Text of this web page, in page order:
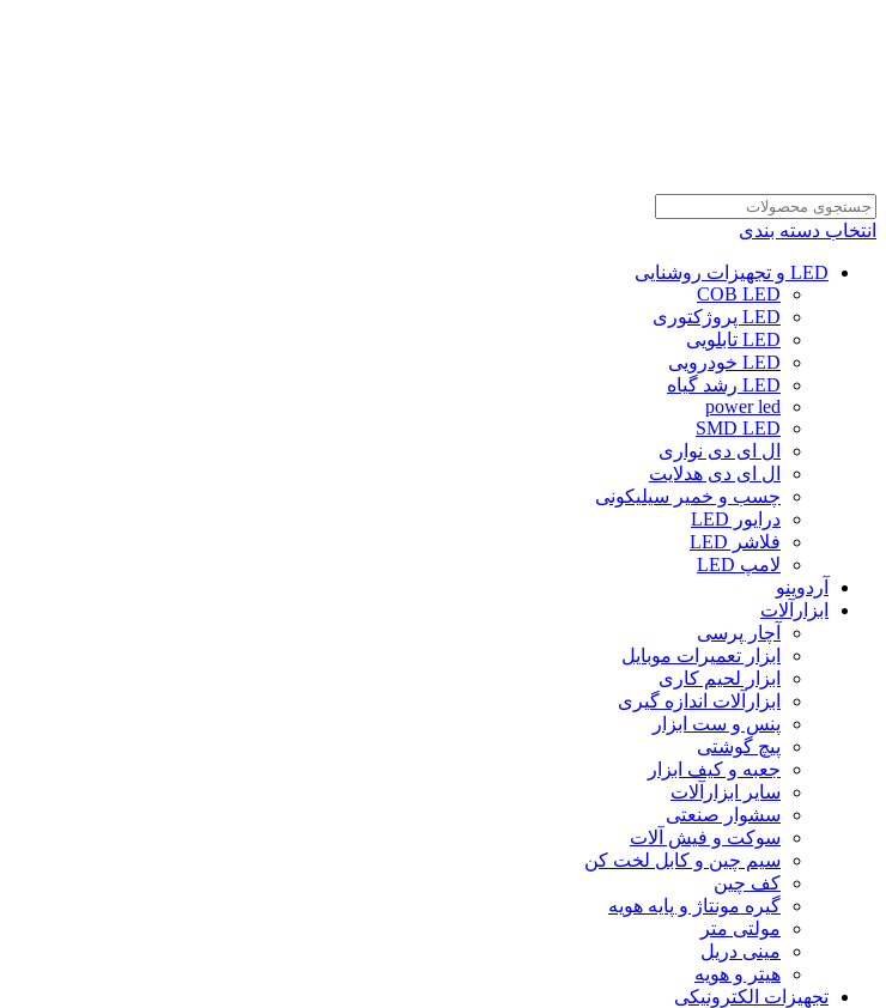
انتخاب دسته بندی
LED و تجهیزات روشنایی
COB LED
LED پروژکتوری
LED تابلویی
LED خودرویی
LED رشد گیاه
power led
SMD LED
ال ای دی نواری
ال ای دی هدلایت
چسب و خمیر سیلیکونی
درایور LED
فلاشر LED
لامپ LED
آردوینو
ابزارآلات
آچار پرسی
ابزار تعمیرات موبایل
ابزار لحیم کاری
ابزارآلات اندازه گیری
پنس و ست ابزار
پیچ گوشتی
جعبه و کیف ابزار
سایر ابزارآلات
سشوار صنعتی
سوکت و فیش آلات
سیم چین و کابل لخت کن
کف چین
گیره مونتاژ و پایه هویه
مولتی متر
مینی دریل
هیتر و هویه
تجهیزات الکترونیکی